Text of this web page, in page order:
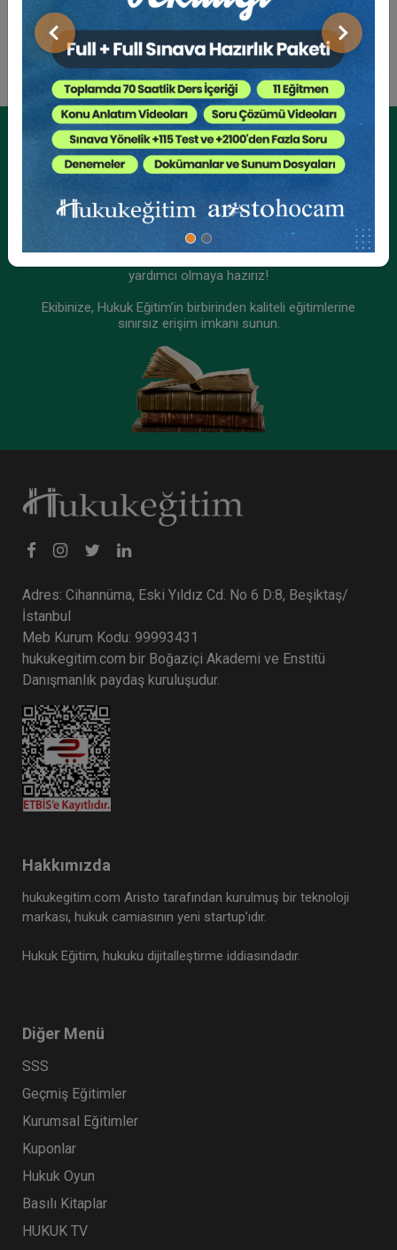
Önceki Sonraki
Sosyal Güvenlik Hukuku - III. İş Hukuku Kongresi
- VI. Oturum
360 TL Sepete Ekle
Tüketici Hukuku Enstitüsü
III. İş Hukuku Kongresi - Tüm Oturumlar (8
Sepete Ekle
Tüketici Hukuku Enstitüsü
İşçilik Alacakları ve Tazminatları - 1 - III. İş
Hukuku Kongresi - VII. Oturum
360 TL
Tüketici Hukuku Enstitüsü
Kongresi - V. Oturum
360 TL
Tüketici Hukuku Enstitüsü
Kurumsal Üyelikler İçin
Kurumsal Teklif Alın
yardımcı olmaya hazırız!
Ekibinize, Hukuk Eğitim’in birbirinden kaliteli eğitimlerine
sınırsız erişim imkanı sunun.
Adres: Cihannüma, Eski Yıldız Cd. No 6 D:8, Beşiktaş/
İstanbul
Meb Kurum Kodu: 99993431
hukukegitim.com bir Boğaziçi Akademi ve Enstitü
Danışmanlık paydaş kuruluşudur.
Hakkımızda
hukukegitim.com Aristo tarafından kurulmuş bir teknoloji
markası, hukuk camiasının yeni startup’ıdır.
Hukuk Eğitim, hukuku dijitalleştirme iddiasındadır.
Diğer Menü
SSS
Geçmiş Eğitimler
Kurumsal Eğitimler
Kuponlar
Hukuk Oyun
Basılı Kitaplar
HUKUK TV